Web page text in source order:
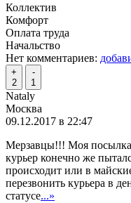
Коллектив
Комфорт
Оплата труда
Начальство
Нет комментариев:
+
2
-
1
Nataly
Москва
09.12.2017 в 22:47
Мерзавцы!!! Моя посылка
курьер конечно же
происходит или в
перезвонить курьера в
статусе...»